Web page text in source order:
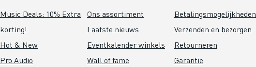
Music Deals: 10% Extra
korting!
Hot & New
Pro Audio
Ons assortiment
Laatste nieuws
Eventkalender winkels
Wall of fame
Betalingsmogelijkheden
Verzenden en bezorgen
Retourneren
Garantie